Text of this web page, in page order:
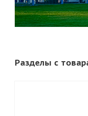
Разделы с